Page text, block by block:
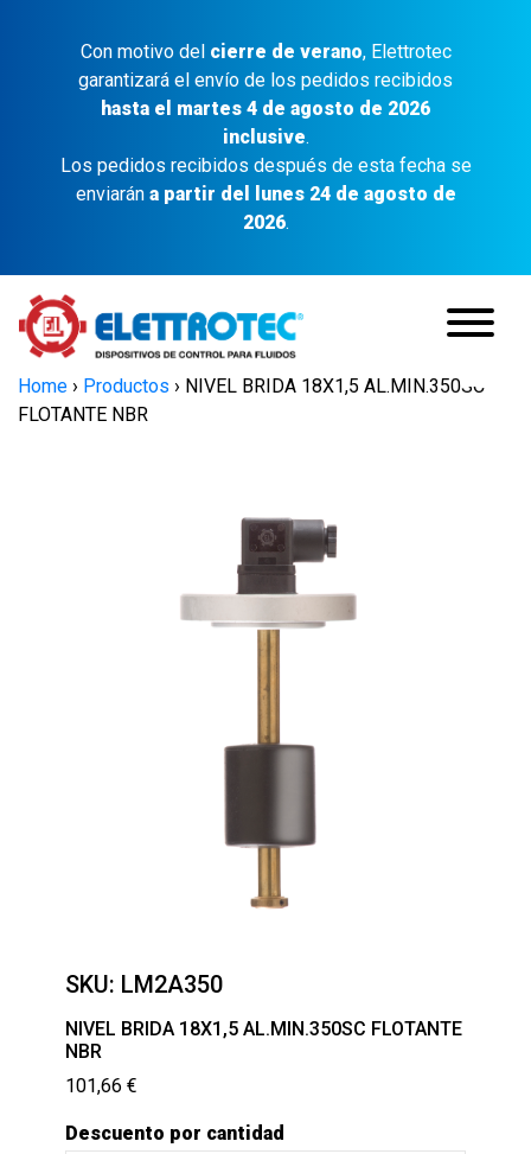
Con motivo del cierre de verano, Elettrotec
garantizará el envío de los pedidos recibidos
hasta el martes 4 de agosto de 2026
inclusive.
Los pedidos recibidos después de esta fecha se
enviarán a partir del lunes 24 de agosto de
2026.
Home › Productos › NIVEL BRIDA 18X1,5 AL.MIN.350SC
FLOTANTE NBR
SKU: LM2A350
NIVEL BRIDA 18X1,5 AL.MIN.350SC FLOTANTE
NBR
101,66 €
Descuento por cantidad